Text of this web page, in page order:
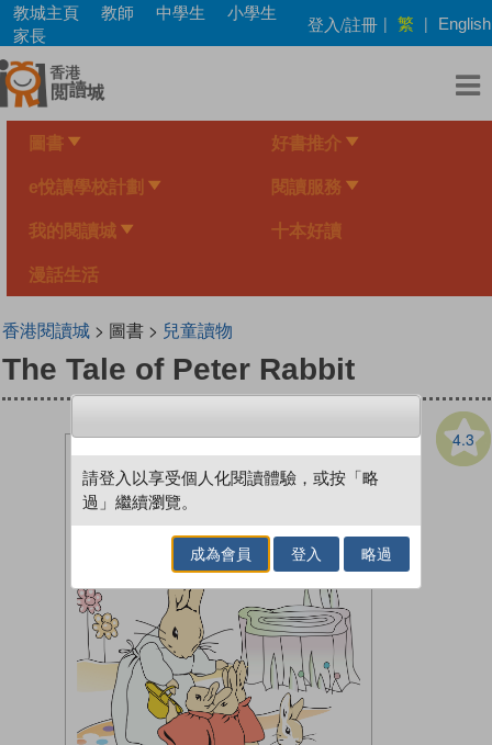
Skip
main
content
教城主頁 教師 中學生
小學生
家長
登入/註冊 | 繁 | English
圖書 好書推介
e悅讀學校計劃 閱讀服務
我的閱讀城 十本好讀
漫話生活
香港閱讀城> 圖書 > 兒童讀物
The Tale of Peter Rabbit
4.3
請登入以享受個人化閱讀體驗，或按「略
過」繼續瀏覽。
成為會員 登入 略過